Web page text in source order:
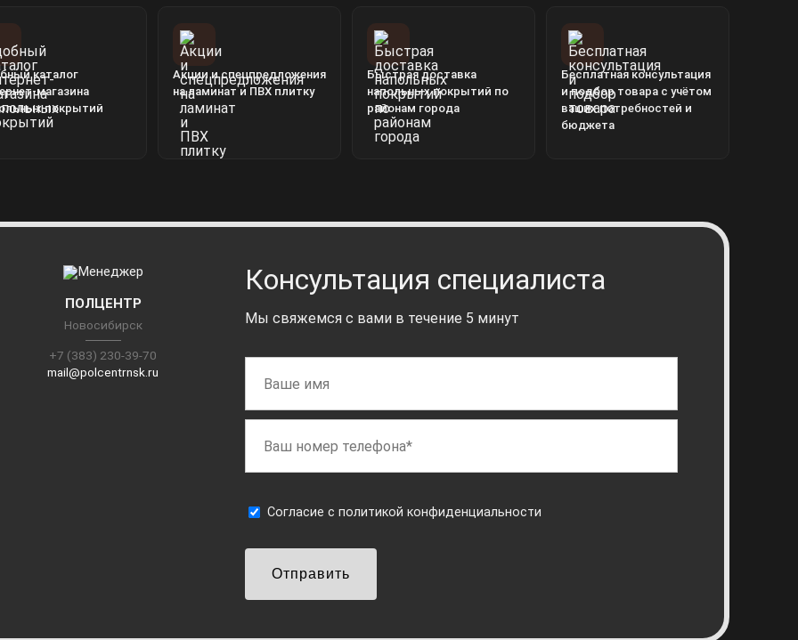
каталог
магазина
покрытий
Акции и спецпредложения
на ламинат и ПВХ плитку
Быстрая доставка
напольных покрытий по
районам города
Бесплатная консультация
и подбор товара с учётом
ваших потребностей и
бюджета
ПОЛЦЕНТР
Новосибирск
+7 (383) 230-39-70
mail@polcentrnsk.ru
Консультация специалиста
Мы свяжемся с вами в течение 5 минут
Cогласие с политикой конфиденциальности
Отправить